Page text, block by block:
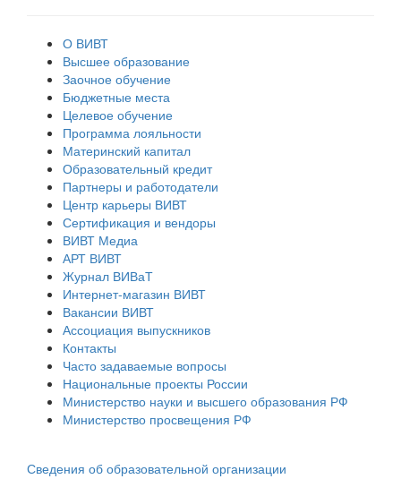
О ВИВТ
Высшее образование
Заочное обучение
Бюджетные места
Целевое обучение
Программа лояльности
Материнский капитал
Образовательный кредит
Партнеры и работодатели
Центр карьеры ВИВТ
Сертификация и вендоры
ВИВТ Медиа
АРТ ВИВТ
Журнал ВИВаТ
Интернет-магазин ВИВТ
Вакансии ВИВТ
Ассоциация выпускников
Контакты
Часто задаваемые вопросы
Национальные проекты России
Министерство науки и высшего образования РФ
Министерство просвещения РФ
Сведения об образовательной организации